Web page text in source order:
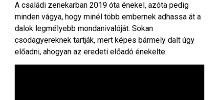
A családi zenekarban 2019 óta énekel, azóta pedig
minden vágya, hogy minél több embernek adhassa át a
dalok legmélyebb mondanivalóját. Sokan
csodagyereknek tartják, mert képes bármely dalt úgy
előadni, ahogyan az eredeti előadó énekelte.